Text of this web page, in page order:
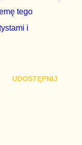
tego
i
UDOSTĘPNIJ